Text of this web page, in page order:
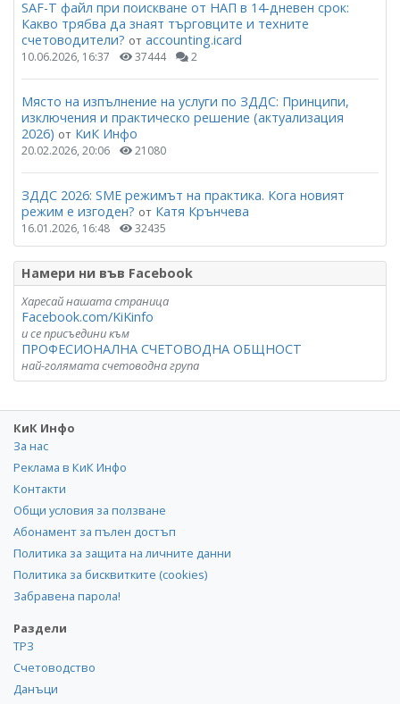
SAF-T файл при поискване от НАП в 14-дневен срок:
Какво трябва да знаят търговците и техните
счетоводители? от accounting.icard
10.06.2026, 16:37 37444 2
Място на изпълнение на услуги по ЗДДС: Принципи,
изключения и практическо решение (актуализация
2026) от КиК Инфо
20.02.2026, 20:06 21080
ЗДДС 2026: SME режимът на практика. Кога новият
режим е изгоден? от Катя Крънчева
16.01.2026, 16:48 32435
Намери ни във Facebook
Харесай нашата страница
Facebook.com/KiKinfo
и се присъедини към
ПРОФЕСИОНАЛНА СЧЕТОВОДНА ОБЩНОСТ
най-голямата счетоводна група
КиК Инфо
За нас
Реклама в КиК Инфо
Контакти
Общи условия за ползване
Абонамент за пълен достъп
Политика за защита на личните данни
Политика за бисквитките (cookies)
Забравена парола!
Раздели
ТРЗ
Счетоводство
Данъци